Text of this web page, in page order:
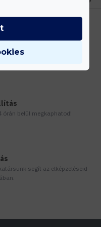
a legjobb gyártói árakat.
órán belül megkaphatod!
segít az elképzeléseid